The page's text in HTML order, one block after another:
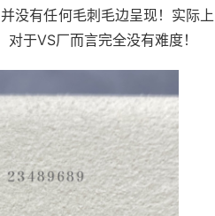
没有任何毛刺毛边呈现！实际上
于VS厂而言完全没有难度！